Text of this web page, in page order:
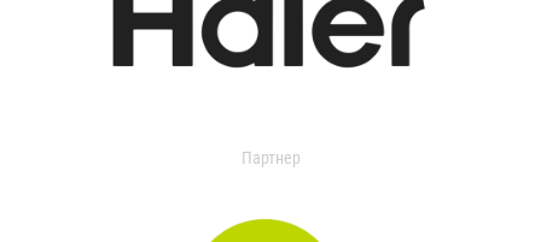
Партнер